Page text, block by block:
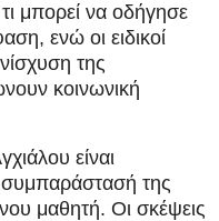
μπορεί να οδήγησε
ενώ οι ειδικοί
της
κοινωνική
είναι
συμπαράστασή της
μαθητή. Οι σκέψεις